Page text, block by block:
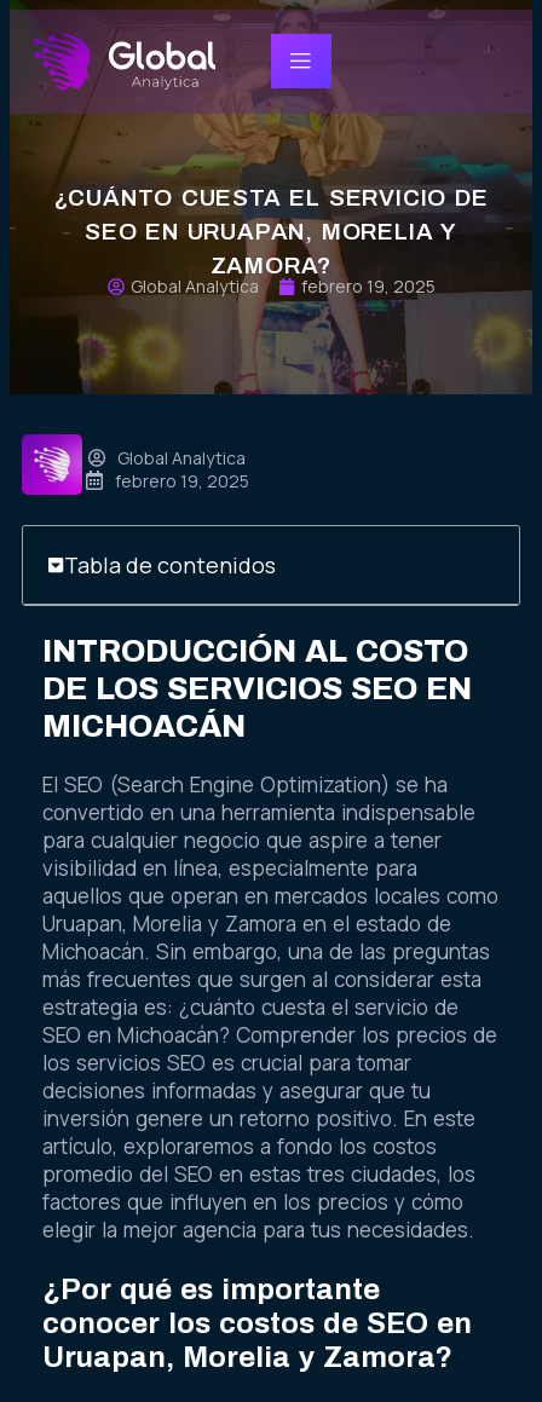
¿CUÁNTO CUESTA EL SERVICIO DE
SEO EN URUAPAN, MORELIA Y
ZAMORA?
Global Analytica febrero 19, 2025
Global Analytica
febrero 19, 2025
Tabla de contenidos
INTRODUCCIÓN AL COSTO
DE LOS SERVICIOS SEO EN
MICHOACÁN
El SEO (Search Engine Optimization) se ha
convertido en una herramienta indispensable
para cualquier negocio que aspire a tener
visibilidad en línea, especialmente para
aquellos que operan en mercados locales como
Uruapan, Morelia y Zamora en el estado de
Michoacán. Sin embargo, una de las preguntas
más frecuentes que surgen al considerar esta
estrategia es: ¿cuánto cuesta el servicio de
SEO en Michoacán? Comprender los precios de
los servicios SEO es crucial para tomar
decisiones informadas y asegurar que tu
inversión genere un retorno positivo. En este
artículo, exploraremos a fondo los costos
promedio del SEO en estas tres ciudades, los
factores que influyen en los precios y cómo
elegir la mejor agencia para tus necesidades.
¿Por qué es importante
conocer los costos de SEO en
Uruapan, Morelia y Zamora?